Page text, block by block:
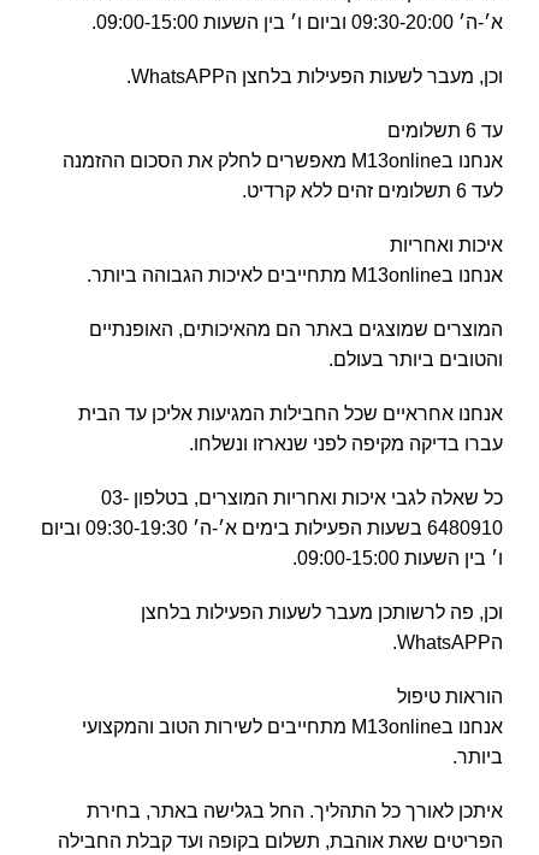
א׳-ה׳ 09:30-20:00 וביום ו׳ בין השעות 09:00-15:00.
וכן, מעבר לשעות הפעילות בלחצן הWhatsAPP.
עד 6 תשלומים
אנחנו בM13online מאפשרים לחלק את הסכום ההזמנה
לעד 6 תשלומים זהים ללא קרדיט.
איכות ואחריות
אנחנו בM13online מתחייבים לאיכות הגבוהה ביותר.
המוצרים שמוצגים באתר הם מהאיכותים, האופנתיים
והטובים ביותר בעולם.
אנחנו אחראיים שכל החבילות המגיעות אליכן עד הבית
עברו בדיקה מקיפה לפני שנארזו ונשלחו.
כל שאלה לגבי איכות ואחריות המוצרים, בטלפון 03-
6480910 בשעות הפעילות בימים א׳-ה׳ 09:30-19:30 וביום
ו׳ בין השעות 09:00-15:00.
וכן, פה לרשותכן מעבר לשעות הפעילות בלחצן
הWhatsAPP.
הוראות טיפול
אנחנו בM13online מתחייבים לשירות הטוב והמקצועי
ביותר.
איתכן לאורך כל התהליך. החל בגלישה באתר, בחירת
הפריטים שאת אוהבת, תשלום בקופה ועד קבלת החבילה